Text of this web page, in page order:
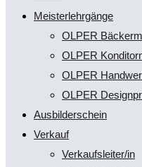
Meisterlehrgänge
OLPER
OLPER
OLPER
OLPER
Ausbilderschein
Verkauf
Verkaufsleiter/in